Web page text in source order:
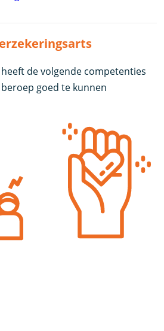
de volgende competenties
goed te kunnen